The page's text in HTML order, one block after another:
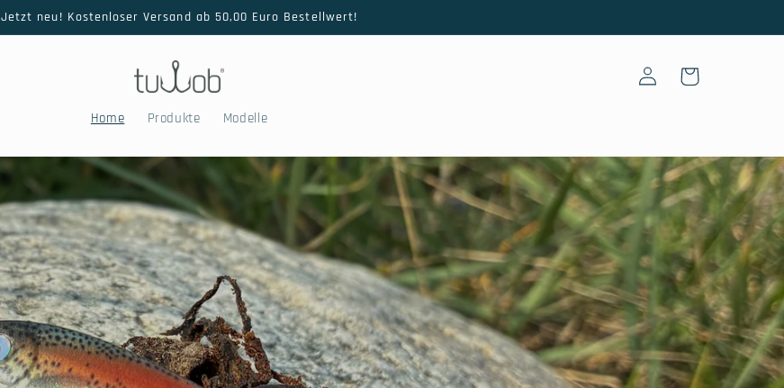
Jetzt neu! Kostenloser Versand ab 50,00 Euro Bestellwert!
Home Produkte Modelle
EinloggenWarenkorb